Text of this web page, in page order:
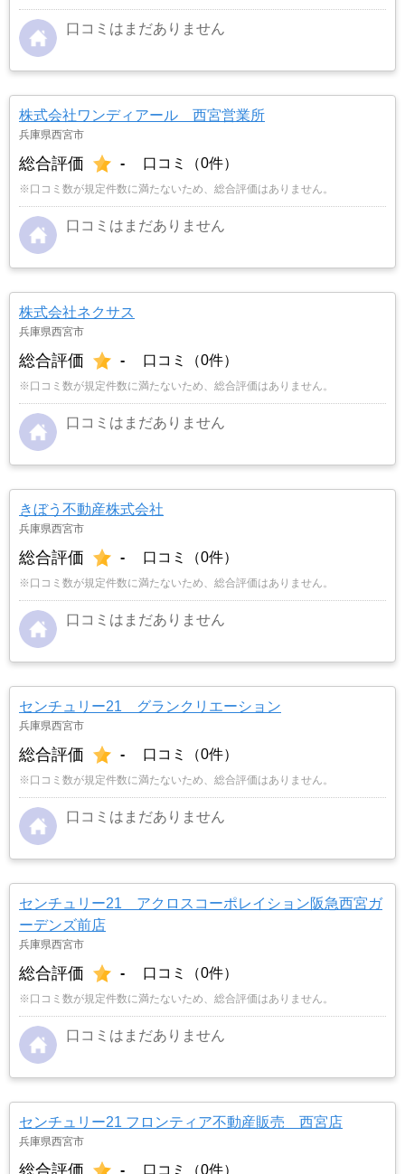
口コミはまだありません
株式会社ワンディアール 西宮営業所
兵庫県西宮市
総合評価 - 口コミ（0件）
※口コミ数が規定件数に満たないため、総合評価はありません。
口コミはまだありません
株式会社ネクサス
兵庫県西宮市
総合評価 - 口コミ（0件）
※口コミ数が規定件数に満たないため、総合評価はありません。
口コミはまだありません
きぼう不動産株式会社
兵庫県西宮市
総合評価 - 口コミ（0件）
※口コミ数が規定件数に満たないため、総合評価はありません。
口コミはまだありません
センチュリー21 グランクリエーション
兵庫県西宮市
総合評価 - 口コミ（0件）
※口コミ数が規定件数に満たないため、総合評価はありません。
口コミはまだありません
センチュリー21 アクロスコーポレイション阪急西宮ガ
ーデンズ前店
兵庫県西宮市
総合評価 - 口コミ（0件）
※口コミ数が規定件数に満たないため、総合評価はありません。
口コミはまだありません
センチュリー21 フロンティア不動産販売 西宮店
兵庫県西宮市
総合評価 - 口コミ（0件）